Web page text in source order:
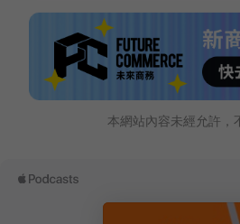
本網站內容未經允許，